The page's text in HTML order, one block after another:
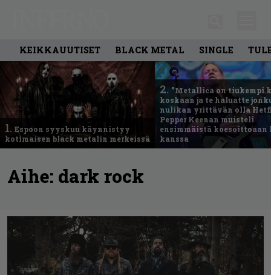
KEIKKAUUTISET BLACK METAL SINGLE
1. Espoon syyskuu käynnistyy
kotimaisen black metalin merkeissä
2. ”Metallica on tiukempi
koskaan ja te haluatte
nulikan yrittävän olla
Pepper Keenan muisteli
ensimmäistä
kanssa
Aihe: dark rock